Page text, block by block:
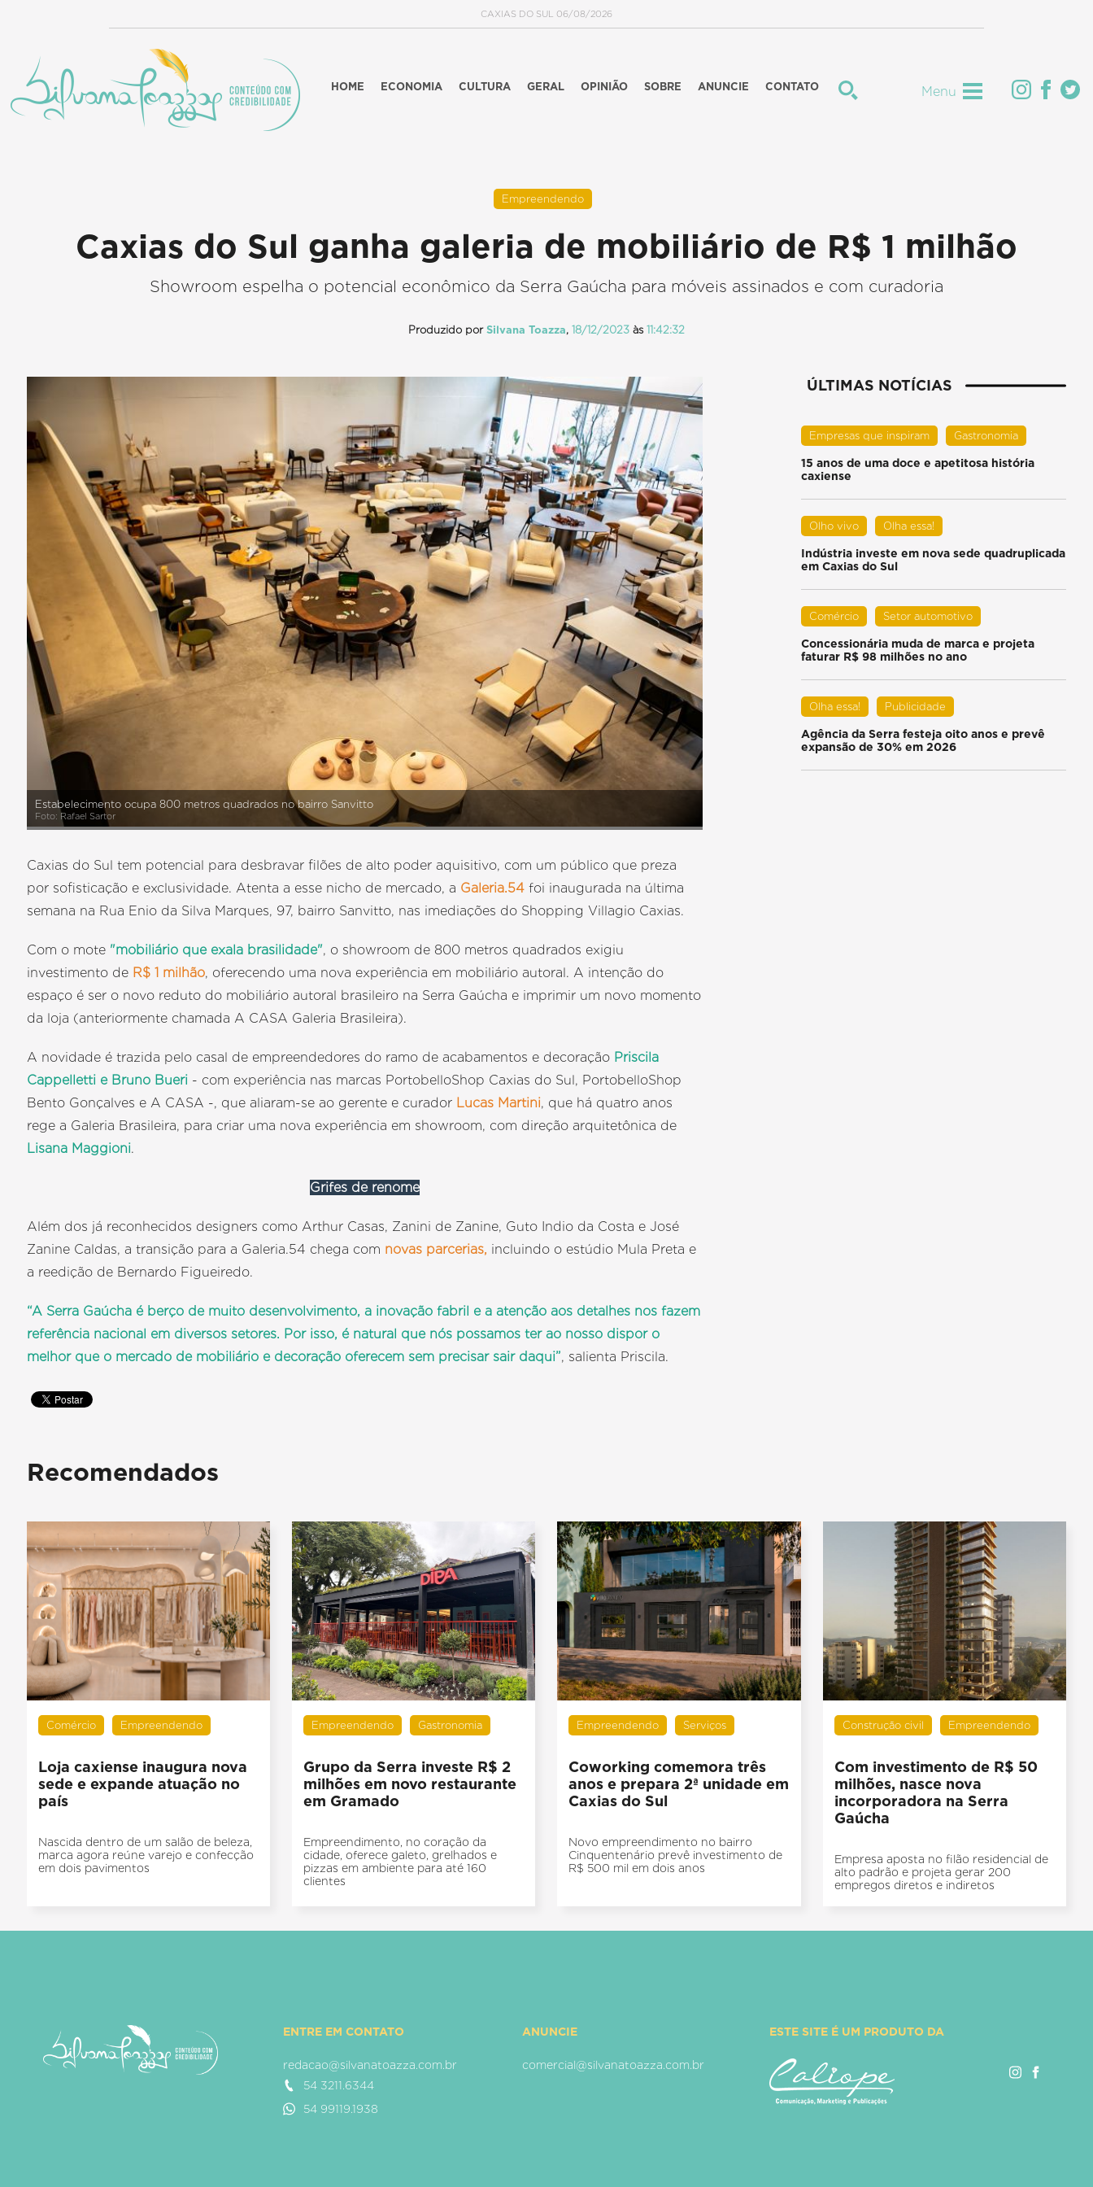
CAXIAS DO SUL 06/08/2026
HOME ECONOMIA CULTURA GERAL OPINIÃO SOBRE ANUNCIE CONTATO Menu
Empreendendo
Caxias do Sul ganha galeria de mobiliário de R$ 1 milhão
Showroom espelha o potencial econômico da Serra Gaúcha para móveis assinados e com curadoria
Produzido por Silvana Toazza, 18/12/2023 às 11:42:32
Estabelecimento ocupa 800 metros quadrados no bairro Sanvitto
Foto: Rafael Sartor
Caxias do Sul tem potencial para desbravar filões de alto poder aquisitivo, com um público que preza
por sofisticação e exclusividade. Atenta a esse nicho de mercado, a Galeria.54 foi inaugurada na última
semana na Rua Enio da Silva Marques, 97, bairro Sanvitto, nas imediações do Shopping Villagio Caxias.
Com o mote "mobiliário que exala brasilidade", o showroom de 800 metros quadrados exigiu
investimento de R$ 1 milhão, oferecendo uma nova experiência em mobiliário autoral. A intenção do
espaço é ser o novo reduto do mobiliário autoral brasileiro na Serra Gaúcha e imprimir um novo momento
da loja (anteriormente chamada A CASA Galeria Brasileira).
A novidade é trazida pelo casal de empreendedores do ramo de acabamentos e decoração Priscila
Cappelletti e Bruno Bueri - com experiência nas marcas PortobelloShop Caxias do Sul, PortobelloShop
Bento Gonçalves e A CASA -, que aliaram-se ao gerente e curador Lucas Martini, que há quatro anos
rege a Galeria Brasileira, para criar uma nova experiência em showroom, com direção arquitetônica de
Lisana Maggioni.
Grifes de renome
Além dos já reconhecidos designers como Arthur Casas, Zanini de Zanine, Guto Indio da Costa e José
Zanine Caldas, a transição para a Galeria.54 chega com novas parcerias, incluindo o estúdio Mula Preta e
a reedição de Bernardo Figueiredo.
“A Serra Gaúcha é berço de muito desenvolvimento, a inovação fabril e a atenção aos detalhes nos fazem
referência nacional em diversos setores. Por isso, é natural que nós possamos ter ao nosso dispor o
melhor que o mercado de mobiliário e decoração oferecem sem precisar sair daqui”, salienta Priscila.
ÚLTIMAS NOTÍCIAS
Empresas que inspiram Gastronomia
15 anos de uma doce e apetitosa história
caxiense
Olho vivo Olha essa!
Indústria investe em nova sede quadruplicada
em Caxias do Sul
Comércio Setor automotivo
Concessionária muda de marca e projeta
faturar R$ 98 milhões no ano
Olha essa! Publicidade
Agência da Serra festeja oito anos e prevê
expansão de 30% em 2026
Recomendados
Comércio Empreendendo
Loja caxiense inaugura nova
sede e expande atuação no
país
Nascida dentro de um salão de beleza,
marca agora reúne varejo e confecção
em dois pavimentos
Empreendendo Gastronomia
Grupo da Serra investe R$ 2
milhões em novo restaurante
em Gramado
Empreendimento, no coração da
cidade, oferece galeto, grelhados e
pizzas em ambiente para até 160
clientes
Empreendendo Serviços
Coworking comemora três
anos e prepara 2ª unidade em
Caxias do Sul
Novo empreendimento no bairro
Cinquentenário prevê investimento de
R$ 500 mil em dois anos
Construção civil Empreendendo
Com investimento de R$ 50
milhões, nasce nova
incorporadora na Serra
Gaúcha
Empresa aposta no filão residencial de
alto padrão e projeta gerar 200
empregos diretos e indiretos
ENTRE EM CONTATO
redacao@silvanatoazza.com.br
54 3211.6344
54 99119.1938
ANUNCIE
comercial@silvanatoazza.com.br
ESTE SITE É UM PRODUTO DA